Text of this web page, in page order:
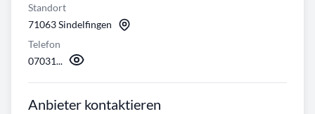
Standort
71063 Sindelfingen
Telefon
07031...
Anbieter kontaktieren